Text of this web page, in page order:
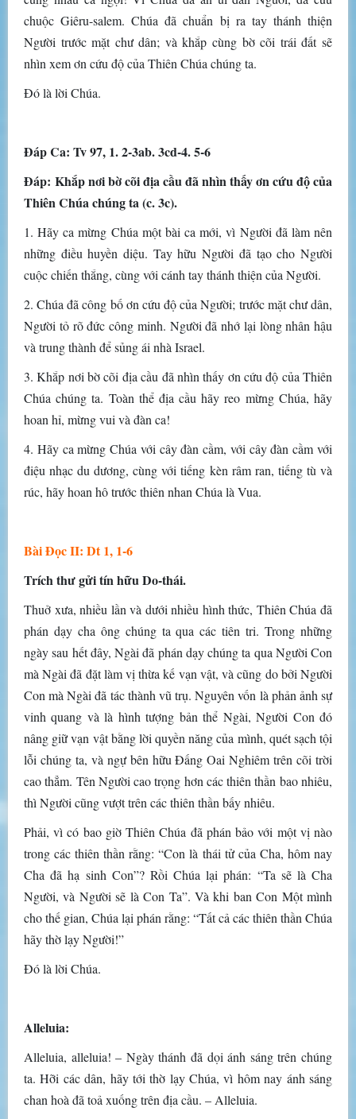
chuộc Giêru-salem. Chúa đã chuẩn bị ra tay thánh thiện
Người trước mặt chư dân; và khắp cùng bờ cõi trái đất sẽ
nhìn xem ơn cứu độ của Thiên Chúa chúng ta.
Ðó là lời Chúa.
Ðáp Ca: Tv 97, 1. 2-3ab. 3cd-4. 5-6
Ðáp: Khắp nơi bờ cõi địa cầu đã nhìn thấy ơn cứu độ của
Thiên Chúa chúng ta (c. 3c).
1. Hãy ca mừng Chúa một bài ca mới, vì Người đã làm nên
những điều huyền diệu. Tay hữu Người đã tạo cho Người
cuộc chiến thắng, cùng với cánh tay thánh thiện của Người.
2. Chúa đã công bố ơn cứu độ của Người; trước mặt chư dân,
Người tỏ rõ đức công minh. Người đã nhớ lại lòng nhân hậu
và trung thành để sủng ái nhà Israel.
3. Khắp nơi bờ cõi địa cầu đã nhìn thấy ơn cứu độ của Thiên
Chúa chúng ta. Toàn thể địa cầu hãy reo mừng Chúa, hãy
hoan hỉ, mừng vui và đàn ca!
4. Hãy ca mừng Chúa với cây đàn cầm, với cây đàn cầm với
điệu nhạc du dương, cùng với tiếng kèn râm ran, tiếng tù và
rúc, hãy hoan hô trước thiên nhan Chúa là Vua.
Bài Ðọc II: Dt 1, 1-6
Trích thư gửi tín hữu Do-thái.
Thuở xưa, nhiều lần và dưới nhiều hình thức, Thiên Chúa đã
phán dạy cha ông chúng ta qua các tiên tri. Trong những
ngày sau hết đây, Ngài đã phán dạy chúng ta qua Người Con
mà Ngài đã đặt làm vị thừa kế vạn vật, và cũng do bởi Người
Con mà Ngài đã tác thành vũ trụ. Nguyên vốn là phản ảnh sự
vinh quang và là hình tượng bản thể Ngài, Người Con đó
nâng giữ vạn vật bằng lời quyền năng của mình, quét sạch tội
lỗi chúng ta, và ngự bên hữu Ðấng Oai Nghiêm trên cõi trời
cao thẳm. Tên Người cao trọng hơn các thiên thần bao nhiêu,
thì Người cũng vượt trên các thiên thần bấy nhiêu.
Phải, vì có bao giờ Thiên Chúa đã phán bảo với một vị nào
trong các thiên thần rằng: “Con là thái tử của Cha, hôm nay
Cha đã hạ sinh Con”? Rồi Chúa lại phán: “Ta sẽ là Cha
Người, và Người sẽ là Con Ta”. Và khi ban Con Một mình
cho thế gian, Chúa lại phán rằng: “Tất cả các thiên thần Chúa
hãy thờ lạy Người!”
Ðó là lời Chúa.
Alleluia:
Alleluia, alleluia! – Ngày thánh đã dọi ánh sáng trên chúng
ta. Hỡi các dân, hãy tới thờ lạy Chúa, vì hôm nay ánh sáng
chan hoà đã toả xuống trên địa cầu. – Alleluia.